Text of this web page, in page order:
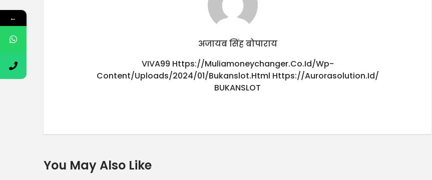
अजायब सिंह बोपाराय
VIVA99 Https://muliamoneychanger.co.id/wp-
Content/uploads/2024/01/bukanslot.html Https://aurorasolution.id/
BUKANSLOT
You May Also Like
←